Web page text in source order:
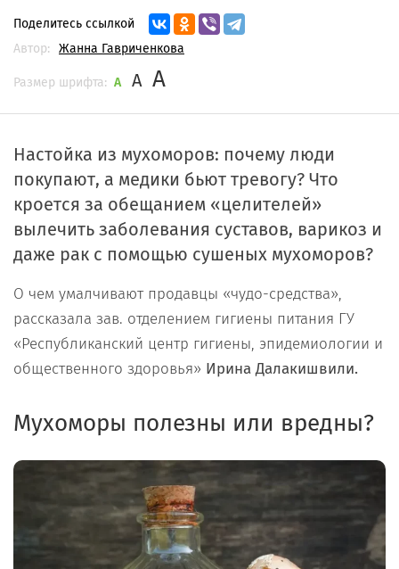
Поделитесь ссылкой
Автор:
Жанна Гавриченкова
Размер шрифта: A A A
Настойка из мухоморов: почему люди
покупают, а медики бьют тревогу? Что
кроется за обещанием «целителей»
вылечить заболевания суставов, варикоз и
даже рак с помощью сушеных мухоморов?
О чем умалчивают продавцы «чудо-средства»,
рассказала зав. отделением гигиены питания ГУ
«Республиканский центр гигиены, эпидемиологии и
общественного здоровья» Ирина Далакишвили.
Мухоморы полезны или вредны?